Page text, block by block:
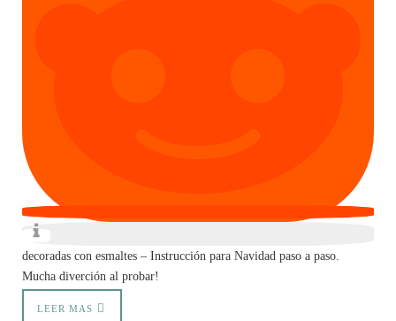
decoradas con esmaltes – Instrucción para Navidad paso a paso.
Mucha diverción al probar!
LEER MAS